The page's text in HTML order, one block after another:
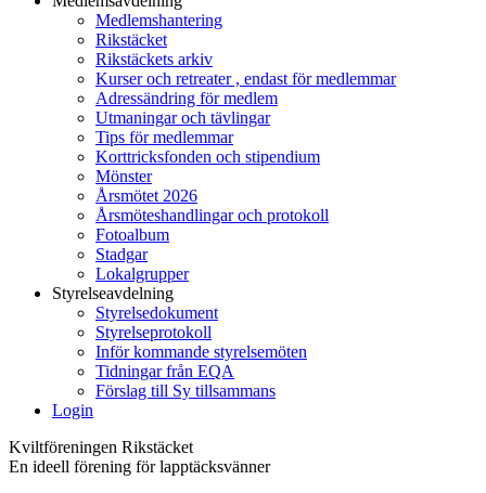
Medlemshantering
Rikstäcket
Rikstäckets arkiv
Kurser och retreater , endast för medlemmar
Adressändring för medlem
Utmaningar och tävlingar
Tips för medlemmar
Korttricksfonden och stipendium
Mönster
Årsmötet 2026
Årsmöteshandlingar och protokoll
Fotoalbum
Stadgar
Lokalgrupper
Styrelseavdelning
Styrelsedokument
Styrelseprotokoll
Inför kommande styrelsemöten
Tidningar från EQA
Förslag till Sy tillsammans
Login
Kviltföreningen Rikstäcket
En ideell förening för lapptäcksvänner